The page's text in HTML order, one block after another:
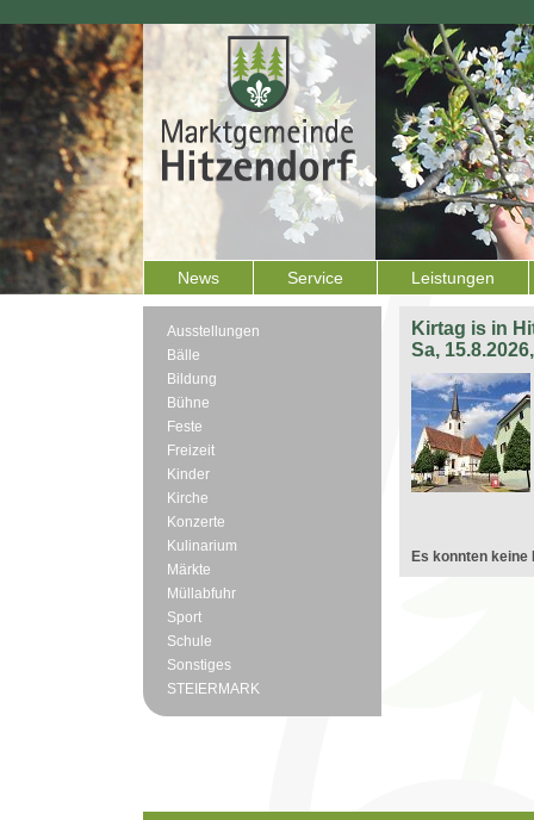
News Service Leistungen
Ausstellungen
Bälle
Bildung
Bühne
Feste
Freizeit
Kinder
Kirche
Konzerte
Kulinarium
Märkte
Müllabfuhr
Sport
Schule
Sonstiges
STEIERMARK
Kirtag is in
Sa,
Es konnten keine